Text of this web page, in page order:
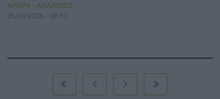
ΑΡΘΡΑ - ΑΝΑΛΥΣΕΙΣ
05/03/2026 - 08:10